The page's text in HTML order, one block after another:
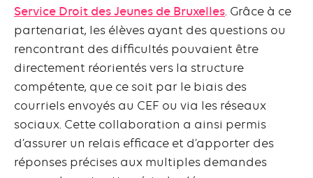
Service Droit des Jeunes de Bruxelles . Grâce à ce
partenariat, les élèves ayant des questions ou
rencontrant des difficultés pouvaient être
directement réorientés vers la structure
compétente, que ce soit par le biais des
courriels envoyés au CEF ou via les réseaux
sociaux. Cette collaboration a ainsi permis
d’assurer un relais efficace et d’apporter des
réponses précises aux multiples demandes